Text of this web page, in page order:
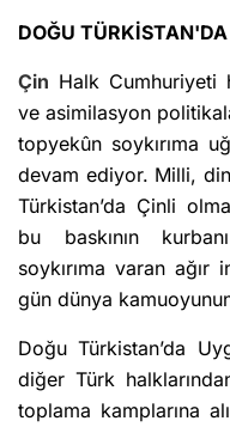
DOĞU
Çin Halk Cumhuriyeti
ve asimilasyon
topyekûn soykırıma
devam ediyor. Milli,
Türkistan’da Çinli
bu baskının
soykırıma varan
gün dünya
Doğu Türkistan’da
diğer Türk
toplama kamplarına